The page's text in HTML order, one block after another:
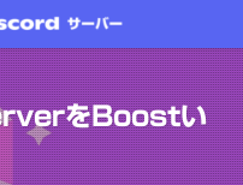
をBoostい